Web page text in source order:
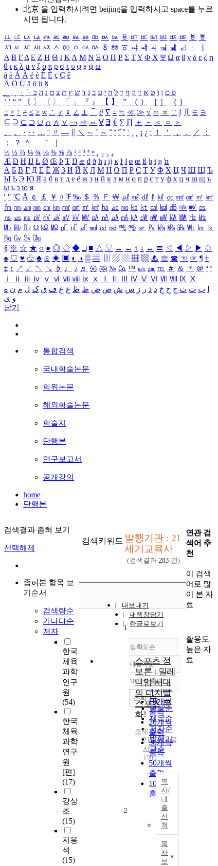
北京 을 입력하시려면 beijing을 입력하시고 space를 누르
시면 됩니다.
ㅥ ㅦ ㅧ ㅨ ㅩ ㅪ ㅫ ㅬ ㅭ ㅮ ㅯ ㅰ ㅱ ㅲ ㅳ ㅴ ㅵ ㅶ ㅷ ㅸ
ㅹ
ㅺ ㅻ ㅼ ㅽ ㅾ ㅿ ㆀ ㆁ ㆂ ㆃ ㆄ ㆅ ㆆ ㆇ ㆈ ㆉ ㆊ ㆋ ㆌ ㆍ
ㆎ
Α Β ΓΔ Ε Ζ Η Θ Ι ΚΛ Μ Ν Ξ Ο Π Ρ Σ ΤΥ Φ Χ Ψ Ω α β γ δ ε ζ η
θ ι κ λ μ ν ξ ο π ρ σ τ υ φ χ ψ ω
á à Á À é è É È ç Ç ê
Ä Ö Ü ä ö ü ß
ִֶֹ ֻּ ׁׂ פ ם ן ו ט א ר ק ף ך ל ח י ע כ ג ד ש ץ ת צ מ נ ה ב
‘ ’ “ ” 〔 〕 〈 〉 「 」 『 』 【 】 ＂ （ ） ［ ］ ｛ ｝
± × ÷ ≠ ≤ ≥ ∞ ∴ ♂ ♀ ∠ ⊥ ⌒ ∂ ∇ ≡ ≒ ≪ ≫ √ ∽ ∝ ∵ ∫ ∬ ∈ ∋
⊆ ⊇ ⊂ ⊃ ∪ ∩ ∧ ∨ ￢ ⇒ ⇔ ∀ ∃ ∮ ∑ ∏ ＋ － ＜ ＝
＞
、
。 · ‥ … ¨ 〃 ― ＼ ∼ ´ ～ ˇ ˘ ˝ ˚ ˙ ¸ ¡ ¿ ː ！ ＇ ， ． ／
：
；
？ ＾ ｀
½ ⅓ ⅔ ¼ ¾ ⅛ ⅜ ⅝ ⅞ ¹ ² ³ ⁴ ⁿ ₁ ₂ ₃ ₄
Æ Ð Ħ Ĳ Ł Ø Œ Þ Ŧ Ŋ æ đ ð ħ ı ĳ ĸ ŀ ł ø œ ß þ ŧ ŋ ŉ
А Б В Г Д Е Ё Ж З И Й К Л М Н О П Р С Т У Ф Х Ц Ч Ш Щ Ъ
Ы Ь Э Ю Я а б в г д е ё ж з и й к л м н о п р с т у ф х ц ч ш щ ъ
ы ь э ю я
′ ″ ℃ Å ￠ ￡ ￥ ¤ ℉ ‰ ＄ ％ Ｆ ￦ ㎕ ㎖ ㎗ ℓ ㎘ ㏄ ㎣ ㎤ ㎥ ㎦
㎙ ㎚ ㎛ ㎜ ㎝ ㎞ ㎟ ㎠ ㎡ ㎢ ㏊ ㎍ ㎎ ㎏ ㏏ ㎈ ㎉ ㏈ ㎧ ㎨ ㎰
㎱ ㎲ ㎳ ㎴ ㎵ ㎶ ㎷ ㎸ ㎹ ㎀ ㎁ ㎂ ㎃ ㎄ ㎺ ㎻ ㎽ ㎾ ㎿ ㎐ ㎑
㎒ ㎓ ㎔ Ω ㏀ ㏁ ㎊ ㎋ ㎌ ㏖ ㏅ ㎭ ㎮ ㎯ ㏛ ㎩ ㎪ ㎫ ㎬ ㏝ ㏐
㏓
㏃ ㏉ ㏜ ㏆
§ ※ ☆ ★ ○ ● ◎ ◇ ◆ □ ■ △ ▽ → ← ↑ ↓ ↔ 〓 ◁ ◀ ▷ ▶ ♤
♠ ♡ ♥ ♧ ♣ ⊙ ◈ ▣ ◐ ◑ ▒ ▤ ▨ ▧ ▦ ▩ ♨ ☏ ☎ ☜ ☞ ¶ †
‡ ↕ ↗ ↙ ↖ ↘ ♭ ♩ ♪ ♬ ㉿ ㈜ № ㏇ ™ ㏂ ㏘ ℡ ＃ ＆ ＊ ＠ ª º
ⅰ
ⅱ ⅲ ⅳ ⅴ ⅵ ⅶ ⅷ ⅸ ⅹ Ⅳ Ⅴ Ⅵ Ⅶ Ⅷ Ⅸ Ⅹ
ب ت ث ج ح خ د ذ ر ز س ش ص ض ط ظ ع غ ف ق ک ل م ن ه
و ی
닫기
통합검색
국내학술논문
학위논문
해외학술논문
학술지
단행본
연구보고서
공개강의
home
단행본
검색결과 좁혀 보기
선택해제
좁혀본 항목 보
기순서
검색량순
가나다순
저자
한국
체육
과학
연구
원
(54)
한국
체육
과학
연구
원
[편]
(17)
강상
조
(15)
지용
석
(15)
검색키워드 발행기관 : 21
세기교육사
(검색결과 283 건)
내보내기
내책장담기
한글로보기
정확도순
정확도
순
인기도
순
연도순
제목순
저자순
발행기
관순
내림차순
내림차순
10개씩 출력
10개씩
출력
20개씩
출력
30개씩
출력
50개씩
출력
100개씩
출력
조회
1
스포츠 정
보론 : 밀레
니엄 시대
의 디지털
스포츠 문
화!
조재기
21세기교육
사
1999
복
사/
대
출
신
청
목
차
보
2
연관 검
색어 추
천
이 검색
어로 많
이 본 자
료
활용도
높은 자
료